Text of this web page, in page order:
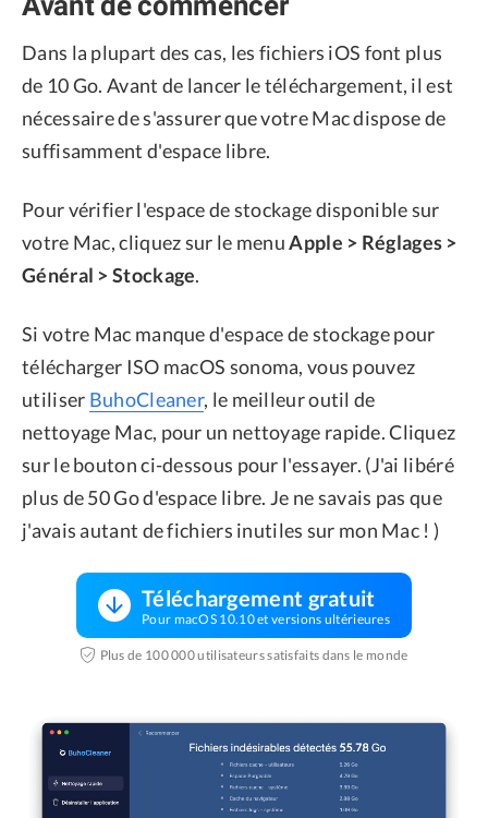
Dans la plupart des cas, les fichiers iOS font plus
de 10 Go. Avant de lancer le téléchargement, il est
nécessaire de s'assurer que votre Mac dispose de
suffisamment d'espace libre.
Pour vérifier l'espace de stockage disponible sur
votre Mac, cliquez sur le menuApple > Réglages >
Général > Stockage.
Si votre Mac manque d'espace de stockage pour
télécharger ISO macOS sonoma, vous pouvez
utiliser BuhoCleaner, le meilleur outil de
nettoyage Mac, pour un nettoyage rapide. Cliquez
sur le bouton ci-dessous pour l'essayer. (J'ai libéré
plus de 50 Go d'espace libre. Je ne savais pas que
j'avais autant de fichiers inutiles sur mon Mac ! )
Téléchargement gratuit
Pour macOS 10.10 et versions ultérieures
Plus de 100 000 utilisateurs satisfaits dans le monde